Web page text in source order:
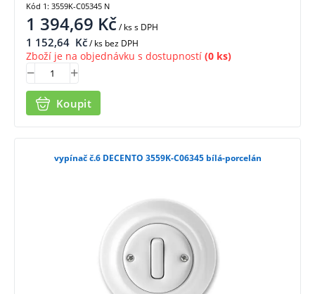
1 394,69 Kč/ kss DPH
1 152,64 Kč/ ks bez DPH
Zboží je na objednávku s dostupností (0 ks)
Koupit
Kód 1: 3559K-C05345 N
vypínač č.6 DECENTO 3559K-C06345 bílá-porcelán